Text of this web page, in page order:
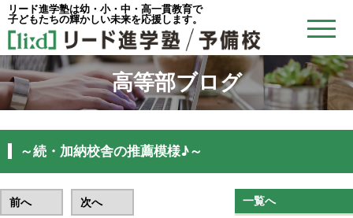
リード進学塾は幼・小・中・高一貫教育で
子どもたちの輝かしい未来を応援します。
高等部ブログ
～続・加納校舎の推薦模様♪～
前へ 次へ 一覧へ